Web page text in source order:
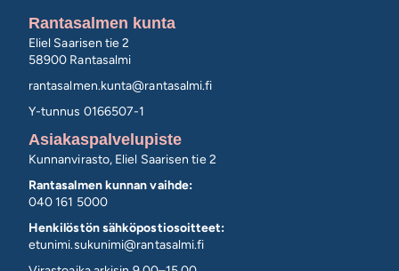
Rantasalmen kunta
Eliel Saarisen tie 2
58900 Rantasalmi
rantasalmen.kunta@rantasalmi.fi
Y-tunnus 0166507-1
Asiakaspalvelupiste
Kunnanvirasto, Eliel Saarisen tie 2
Rantasalmen kunnan vaihde:
040 161 5000
Henkilöstön sähköpostiosoitteet:
etunimi.sukunimi@rantasalmi.fi